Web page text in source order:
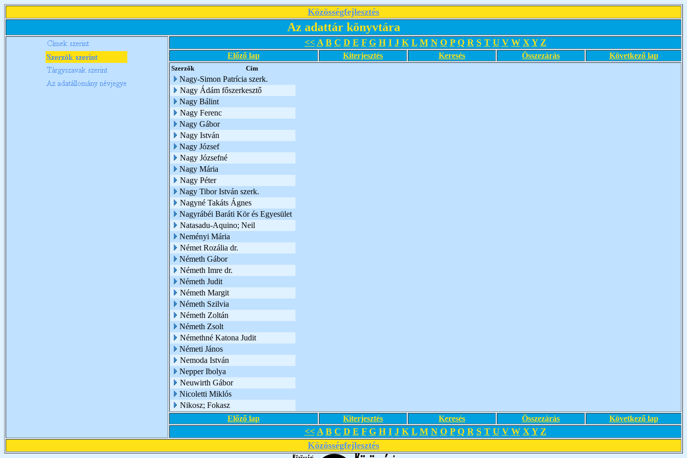
Közösségfejlesztés
Az adattár könyvtára
<< A B C D E F G H I J K L M N O P Q R S T U V W X Y Z
Előző lap Kiterjesztés Keresés Összezárás Következő lap
Szerzők Cím
Nagy-Simon Patrícia szerk.
Nagy Ádám főszerkesztő
Nagy Bálint
Nagy Ferenc
Nagy Gábor
Nagy István
Nagy József
Nagy Józsefné
Nagy Mária
Nagy Péter
Nagy Tibor István szerk.
Nagyné Takáts Ágnes
Nagyrábéi Baráti Kör és Egyesület
Natasadu-Aquino; Neil
Neményi Mária
Német Rozália dr.
Németh Gábor
Németh Imre dr.
Németh Judit
Németh Margit
Németh Szilvia
Németh Zoltán
Németh Zsolt
Némethné Katona Judit
Németi János
Nemoda István
Nepper Ibolya
Neuwirth Gábor
Nicoletti Miklós
Nikosz; Fokasz
Előző lap
Kiterjesztés Keresés Összezárás Következő lap
<< A B C D E F G H I J K L M N O P Q R S T U V W X Y Z
Közösségfejlesztés